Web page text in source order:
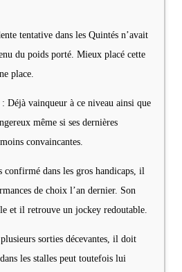
tentative dans les Quintés n’avait
du poids porté. Mieux placé cette
place.
: Déjà vainqueur à ce niveau ainsi que
même si ses dernières
convaincantes.
confirmé dans les gros handicaps, il
de choix l’an dernier. Son
et il retrouve un jockey redoutable.
sorties décevantes, il doit
les stalles peut toutefois lui